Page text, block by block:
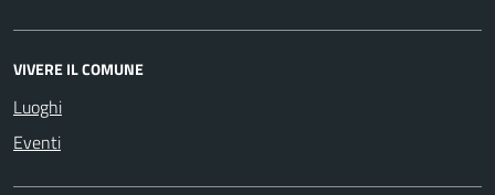
VIVERE IL COMUNE
Luoghi
Eventi